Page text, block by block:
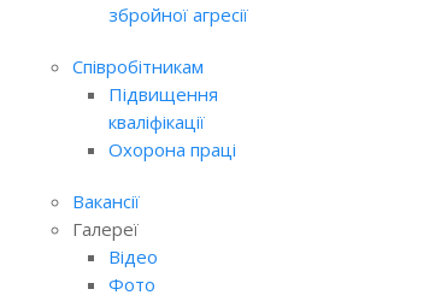
збройної агресії
Співробітникам
Підвищення
кваліфікації
Охорона праці
Вакансії
Галереї
Відео
Фото